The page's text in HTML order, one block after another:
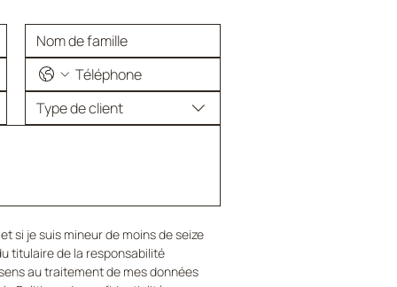
Type de client
si je suis mineur de moins de seize
titulaire de la responsabilité
au traitement de mes données